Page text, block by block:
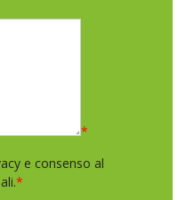
*
e consenso al
*